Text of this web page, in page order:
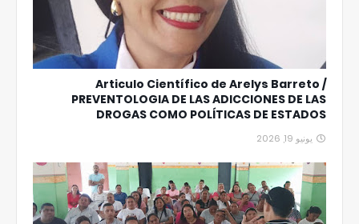
Articulo Científico de Arelys Barreto /
PREVENTOLOGIA DE LAS ADICCIONES DE LAS
DROGAS COMO POLÍTICAS DE ESTADOS
يونيو 19, 2026